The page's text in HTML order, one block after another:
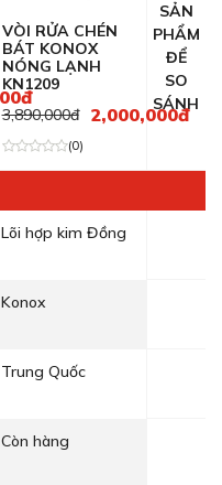
VÒI RỬA CHÉN
BÁT KONOX
NÓNG LẠNH
KN1209
3,890,000đ
2,000,000đ
(0)
SẢN
PHẨM
ĐỂ
SO
SÁNH
Lõi hợp kim Đồng
Konox
Trung Quốc
Còn hàng